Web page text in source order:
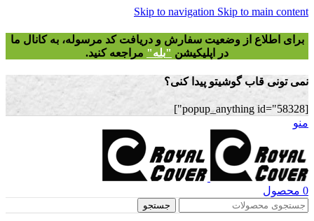
Skip to navigationSkip to
از وضعیت سفارش و دریافتکد مرسوله، به کانال ما
در اپلیکیشن
"بله"مراجعه کنید.
قاب گوشیتو پیدا کنی؟